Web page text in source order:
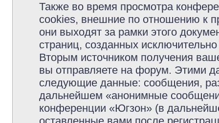
Также во время просмотра
cookies, внешние по отношению к
они выходят за рамки этого
страниц, созданных
Вторым источником получения
вы отправляете на форум. Этими
следующие данные: сообщения,
дальнейшем «анонимные
конференции «Югзон» (в